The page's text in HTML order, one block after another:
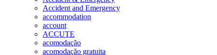
Accident and Emergency
accommodation
account
ACCUTE
acomodação
acomodação gratuita